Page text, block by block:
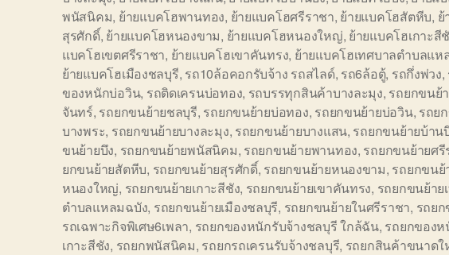
พนัสนิคม, ย้ายแบคโฮพานทอง, ย้ายแบคโฮศรีราชา, ย้ายแบคโฮสัตหีบ, ย้
สุรศักดิ์, ย้ายแบคโฮหนองขาม, ย้ายแบคโฮหนองใหญ่, ย้ายแบคโฮเกาะสี
แบคโฮเขตศรีราชา, ย้ายแบคโฮเขาคันทรง, ย้ายแบคโฮเทศบาลตำบลแห
ย้ายแบคโฮเมืองชลบุรี, รถ10ล้อคอกรับจ้าง รถสไลด์, รถ6ล้อตู้, รถกึ่งพ่วง,
ของหนักบ่อวิน, รถติดเครนบ่อทอง, รถบรรทุกสินค้าบางละมุง, รถยกขนย้
จันทร์, รถยกขนย้ายชลบุรี, รถยกขนย้ายบ่อทอง, รถยกขนย้ายบ่อวิน, รถย
บางพระ, รถยกขนย้ายบางละมุง, รถยกขนย้ายบางแสน, รถยกขนย้ายบ้าน
ขนย้ายบึง, รถยกขนย้ายพนัสนิคม, รถยกขนย้ายพานทอง, รถยกขนย้ายศรี
ยกขนย้ายสัตหีบ, รถยกขนย้ายสุรศักดิ์, รถยกขนย้ายหนองขาม, รถยกขนย้
หนองใหญ่, รถยกขนย้ายเกาะสีชัง, รถยกขนย้ายเขาคันทรง, รถยกขนย้าย
ตำบลแหลมฉบัง, รถยกขนย้ายเมืองชลบุรี, รถยกขนย้ายในศรีราชา, รถย
รถเฉพาะกิจพิเศษ6เพลา, รถยกของหนักรับจ้างชลบุรี ใกล้ฉัน, รถยกของ
เกาะสีชัง, รถยกพนัสนิคม, รถยกรถเครนรับจ้างชลบุรี, รถยกสินค้าขนาด